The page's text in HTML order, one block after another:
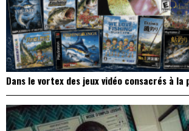
Dans le vortex des jeux vidéo consacrés à la